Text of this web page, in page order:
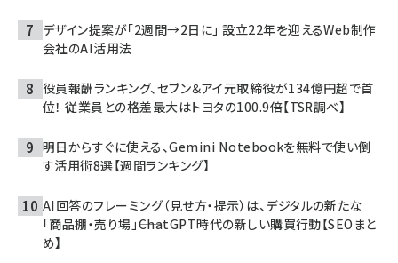
デザイン提案が「2週間→2日に」 設立22年を迎えるWeb制作
会社のAI活用法
役員報酬ランキング、セブン＆アイ元取締役が134億円超で首
位！ 従業員との格差最大はトヨタの100.9倍【TSR調べ】
明日からすぐに使える、Gemini Notebookを無料で使い倒
す活用術8選【週間ランキング】
AI回答のフレーミング（見せ方・提示）は、デジタルの新たな
「商品棚・売り場」――ChatGPT時代の新しい購買行動【SEOまと
め】